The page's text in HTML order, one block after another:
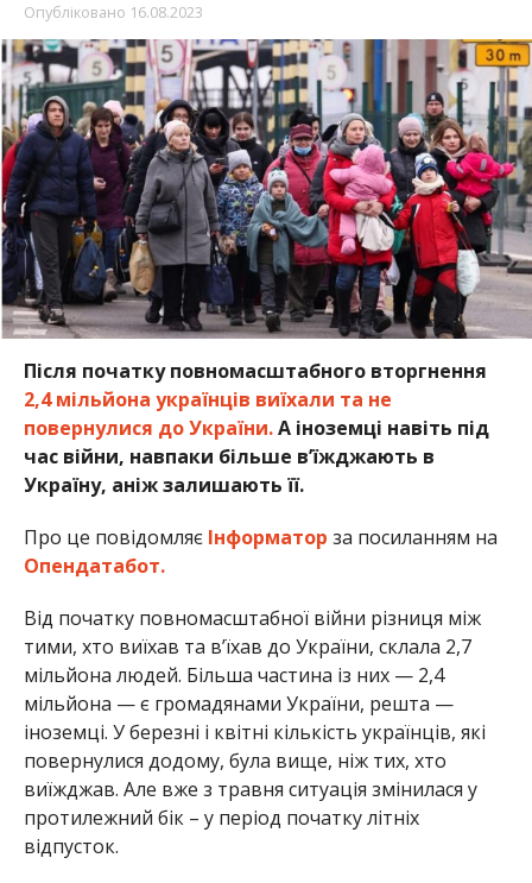
Опубліковано 16.08.2023
Після початку повномасштабного вторгнення
2,4 мільйона українців виїхали та не
повернулися до України.А іноземці навіть під
час війни, навпаки більше в’їжджають в
Україну, аніж залишають її.
Про це повідомляє Інформатор за посиланням на
Опендатабот.
Від початку повномасштабної війни різниця між
тими, хто виїхав та в’їхав до України, склала 2,7
мільйона людей. Більша частина із них — 2,4
мільйона — є громадянами України, решта —
іноземці. У березні і квітні кількість українців, які
повернулися додому, була вище, ніж тих, хто
виїжджав. Але вже з травня ситуація змінилася у
протилежний бік – у період початку літніх
відпусток.